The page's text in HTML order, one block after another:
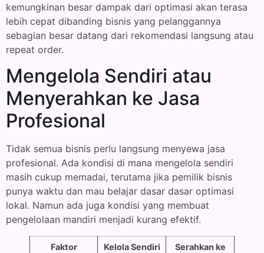
kemungkinan besar dampak dari optimasi akan terasa
lebih cepat dibanding bisnis yang pelanggannya
sebagian besar datang dari rekomendasi langsung atau
repeat order.
Mengelola Sendiri atau
Menyerahkan ke Jasa
Profesional
Tidak semua bisnis perlu langsung menyewa jasa
profesional. Ada kondisi di mana mengelola sendiri
masih cukup memadai, terutama jika pemilik bisnis
punya waktu dan mau belajar dasar dasar optimasi
lokal. Namun ada juga kondisi yang membuat
pengelolaan mandiri menjadi kurang efektif.
Faktor Kelola Sendiri
Serahkan ke